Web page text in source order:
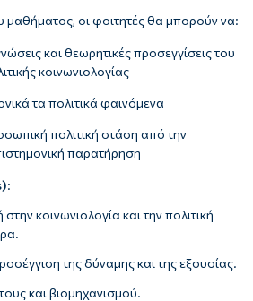
οι φοιτητές θα μπορούν να:
και θεωρητικές προσεγγίσεις του
κοινωνιολογίας
τα πολιτικά φαινόμενα
πολιτική στάση από την
παρατήρηση
:
κοινωνιολογία και την πολιτική
της δύναμης και της εξουσίας.
και βιομηχανισμού.